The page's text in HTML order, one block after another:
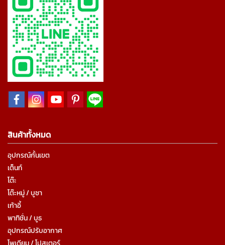
สินค้าทั้งหมด
อุปกรณ์กั้นเขต
เต็นท์
โต๊ะ
โต๊ะหมู่ / บูชา
เก้าอี้
พาทิชั่น / บูธ
อุปกรณ์ปรับอากาศ